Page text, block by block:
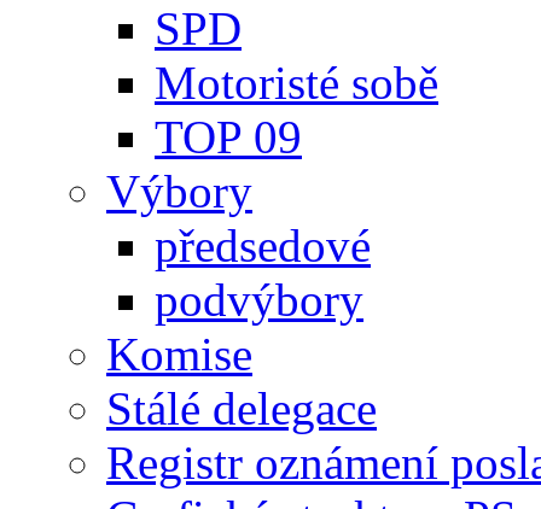
SPD
Motoristé sobě
TOP 09
Výbory
předsedové
podvýbory
Komise
Stálé delegace
Registr oznámení